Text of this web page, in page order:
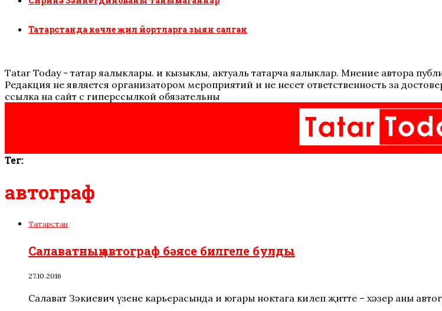
Татарстанда көчле җил йортларга зыян салган
Tatar Today - татар яңалыклары. иң кызыклы, актуаль татарча яңалыклар. Мнение автора
Редакция не является организатором мероприятий и не несет ответственность за
ссылка на сайт с гиперссылкой обязательны
Тег:
автограф
Татарстан
Салаватның автограф бәясе билгеле булды
27.10.2016
Салават Зәкиевич үзенең карьерасында иң югары ноктага килеп җитте – хәзер аның